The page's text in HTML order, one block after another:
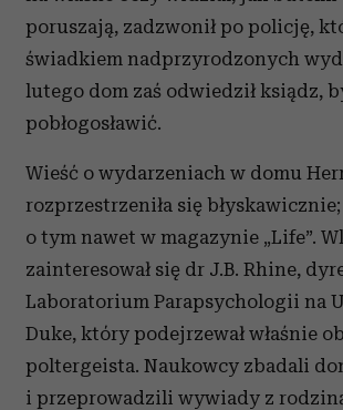
poruszają, zadzwonił po policję,
świadkiem nadprzyrodzonych
lutego dom zaś odwiedził ksiądz,
pobłogosławić.
Wieść o wydarzeniach w domu
rozprzestrzeniła się
o tym nawet w magazynie „Life”.
zainteresował się dr J.B. Rhine,
Laboratorium Parapsychologii na
Duke, który podejrzewał właśnie
poltergeista. Naukowcy zbadali
i przeprowadzili wywiady z